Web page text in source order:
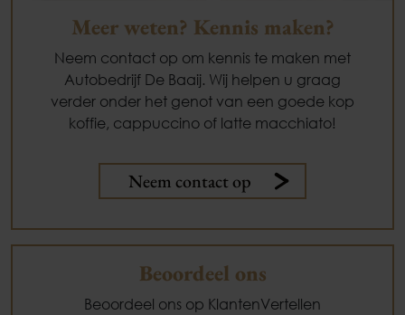
Meer weten? Kennis maken?
Neem contact op om kennis te maken met
Autobedrijf De Baaij. Wij helpen u graag
verder onder het genot van een goede kop
koffie, cappuccino of latte macchiato!
Neem contact op
Beoordeel ons
Beoordeel ons op KlantenVertellen